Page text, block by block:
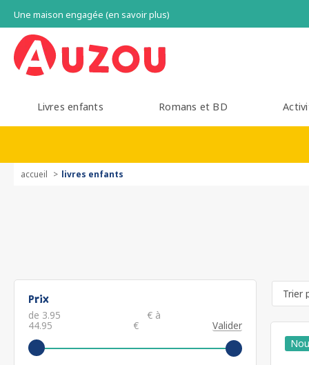
Une maison engagée (en savoir plus)
Livres enfants Romans et BD
accueil livres enfants
Prix
de € à
€ Valider